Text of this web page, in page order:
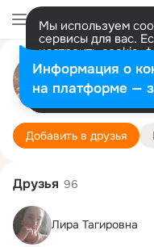
Мы используем
сервисы для вас.
настроить cookie-
представитель.
Разрешить все
Москва
Добавить в друзья
Друзья 96
Лира Тагировна
Информация о
на платформе —